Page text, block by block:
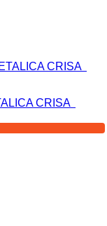
CRISA